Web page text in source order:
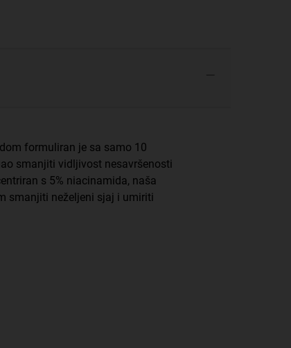
formuliran je sa samo 10
smanjiti vidljivost nesavršenosti
s 5% niacinamida, naša
smanjiti neželjeni sjaj i umiriti